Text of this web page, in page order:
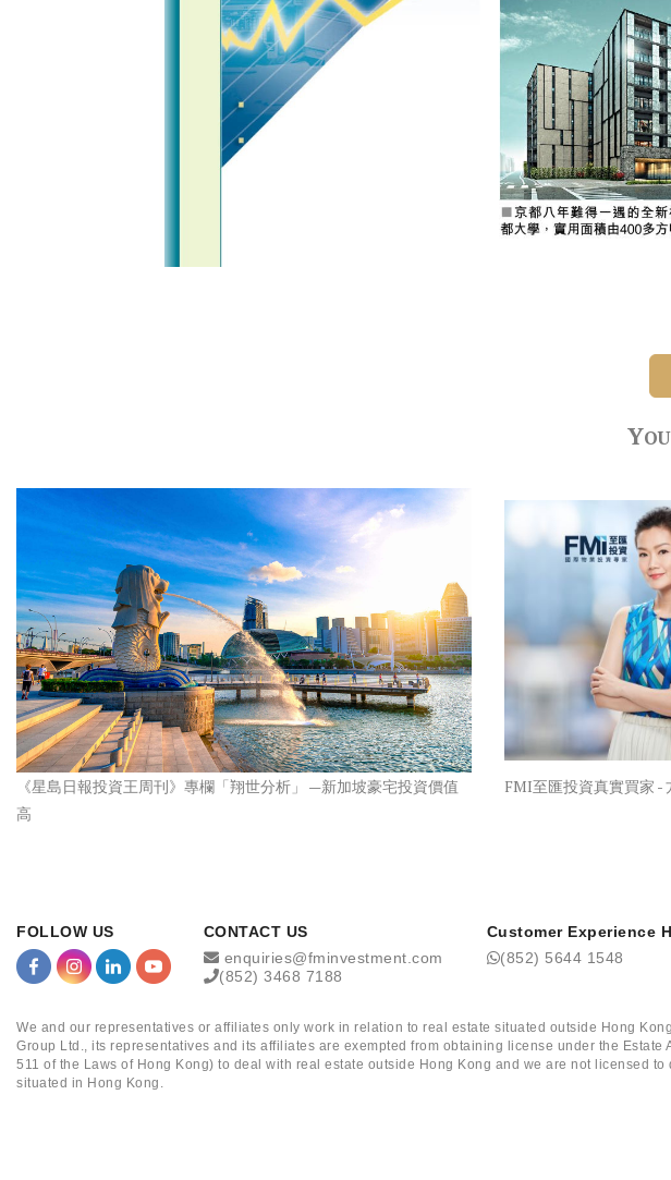
Y
《星島日報投資王周刊》專欄「翔世分析」 —新加坡豪宅投資價值
高
FMI至匯投資真實買家 -
FOLLOW US
CONTACT US
enquiries@fminvestment.com
(852) 3468 7188
Customer Experience
(852) 5644 1548
We and our representatives or affiliates only work in relation to real estate situated outside Hong
Group Ltd., its representatives and its affiliates are exempted from obtaining license under the Estate
511 of the Laws of Hong Kong) to deal with real estate outside Hong Kong and we are not licensed
situated in Hong Kong.